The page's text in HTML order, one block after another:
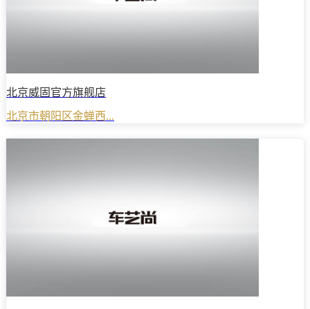
北京威固官方旗舰店
北京市朝阳区金蝉西...